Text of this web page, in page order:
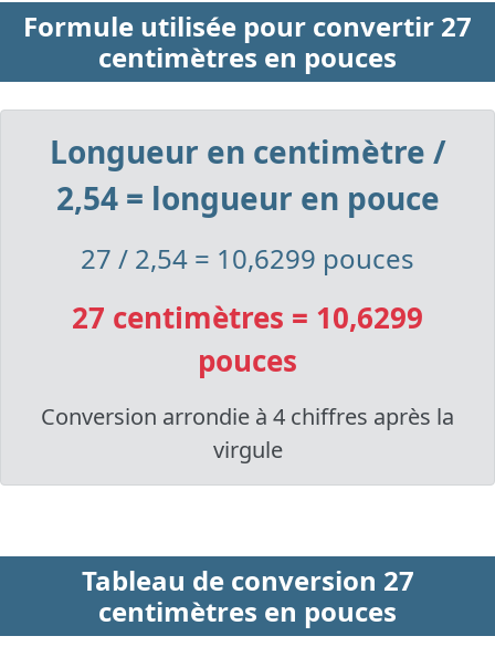
Formule utilisée pour convertir 27
centimètres en pouces
Longueur en centimètre /
2,54 = longueur en pouce
27 / 2,54 = 10,6299 pouces
27 centimètres = 10,6299
pouces
Conversion arrondie à 4 chiffres après la
virgule
Tableau de conversion 27
centimètres en pouces